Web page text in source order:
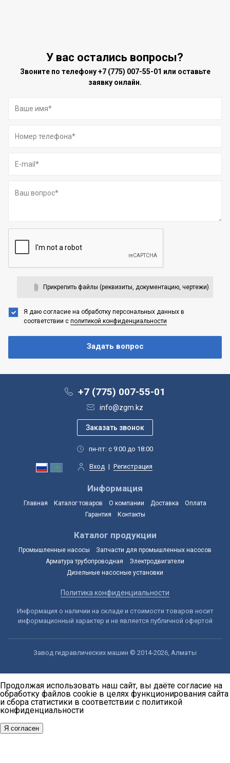
У вас остались вопросы?
Звоните по телефону+7 (775) 007-55-01 или оставьте
заявку онлайн.
Прикрепить файлы (реквизиты, документацию, чертежи)
Я даю согласие на обработку персональных данных в
соответствии с политикой конфиденциальности
+7 (775) 007-55-01
info@zgm.kz
пн-пт: с 9:00 до 18:00
Вход | Регистрация
Информация
Главная Каталог товаров О компании Доставка
Оплата
Гарантия
Контакты
Каталог продукции
Промышленные насосы
Запчасти для промышленных насосов
Арматура трубопроводная
Электродвигатели
Дизельные насосные установки
Политика конфиденциальности
Информация о наличии на складе и стоимости товаров носит
информационный характер и не является публичной офертой
Завод гидравлических машин © 2014-2026, Алматы
Продолжая использовать наш сайт, вы даёте согласие на
обработку файлов cookie в целях функционирования сайта
и сбора статистики в соответствии с политикой
конфиденциальности
Я согласен